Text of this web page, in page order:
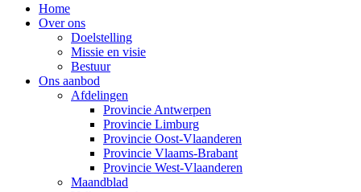
Home
Over ons
Doelstelling
Missie en visie
Bestuur
Ons aanbod
Afdelingen
Provincie Antwerpen
Provincie Limburg
Provincie Oost-Vlaanderen
Provincie Vlaams-Brabant
Provincie West-Vlaanderen
Maandblad